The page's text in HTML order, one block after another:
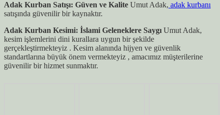
Adak Kurban Satışı: Güven ve Kalite Umut Adak, adak kurbanı
satışında güvenilir bir kaynaktır.
Adak Kurban Kesimi: İslami Geleneklere Saygı Umut Adak,
kesim işlemlerini dini kurallara uygun bir şekilde
gerçekleştirmekteyiz . Kesim alanında hijyen ve güvenlik
standartlarına büyük önem vermekteyiz , amacımız müşterilerine
güvenilir bir hizmet sunmaktır.